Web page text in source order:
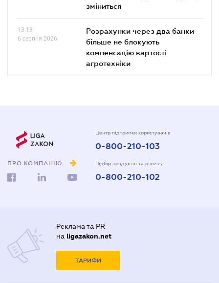
зміниться
13.13
6 серпня 2026
Розрахунки через два банки
більше не блокують
компенсацію вартості
агротехніки
ПРО КОМПАНІЮ
Центр підтримки користувачів
0-800-210-103
Підбір продуктів та рішень
0-800-210-102
Реклама та PR
на ligazakon.net
ТАРИФИ